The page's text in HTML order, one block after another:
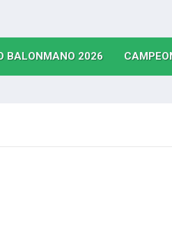
BALONMANO 2026(CURRENT)